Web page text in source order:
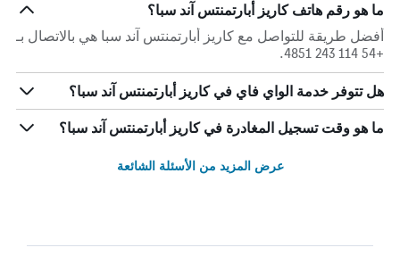
ما هو رقم هاتف كاريز أبارتمنتس آند سبا؟
أفضل طريقة للتواصل مع كاريز أبارتمنتس آند سبا هي بالاتصال بـ
+54 114 243 4851.
هل تتوفر خدمة الواي فاي في كاريز أبارتمنتس آند سبا؟
ما هو وقت تسجيل المغادرة في كاريز أبارتمنتس آند سبا؟
عرض المزيد من الأسئلة الشائعة